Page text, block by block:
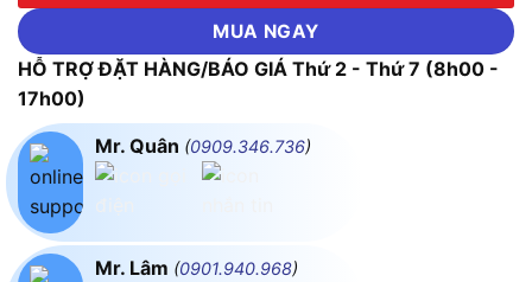
MUA NGAY
HỖ TRỢ ĐẶT HÀNG/BÁO GIÁ Thứ 2 - Thứ 7 (8h00 -
17h00)
Mr. Quân (0909.346.736)
Mr. Lâm (0901.940.968)